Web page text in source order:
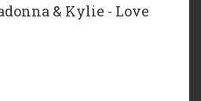
& Kylie - Love